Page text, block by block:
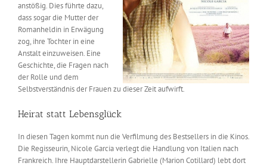
anstößig. Dies führte dazu,
dass sogar die Mutter der
Romanheldin in Erwägung
zog, ihre Tochter in eine
Anstalt einzuweisen. Eine
Geschichte, die Fragen nach
der Rolle und dem
Selbstverständnis der Frauen zu dieser Zeit aufwirft.
Heirat statt Lebensglück
In diesen Tagen kommt nun die Verfilmung des Bestsellers in die Kinos.
Die Regisseurin, Nicole Garcia verlegt die Handlung von Italien nach
Frankreich. Ihre Hauptdarstellerin Gabrielle (Marion Cotillard) lebt dort